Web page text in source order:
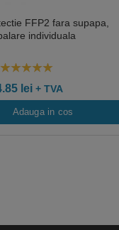
FFP2 fara supapa,
individuala
lei + TVA
Adauga in cos